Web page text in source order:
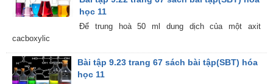
học 11
Để trung hoà 50 ml dung dịch của một axit
cacboxylic
Bài tập 9.23 trang 67 sách bài tập(SBT) hóa
học 11